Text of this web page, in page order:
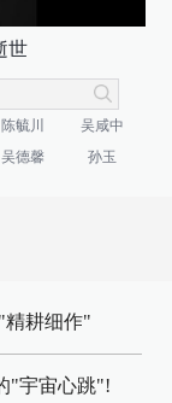
世
陈毓川
吴咸中
吴德馨 孙玉
精耕细作"
"宇宙心跳"!